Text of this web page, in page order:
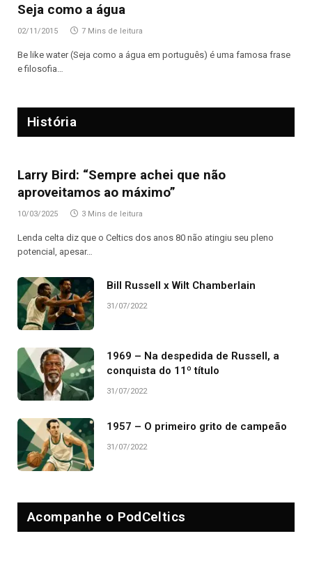
Seja como a água
02/11/2015 7 Mins de leitura
Be like water (Seja como a água em português) é uma famosa frase
e filosofia…
História
Larry Bird: “Sempre achei que não
aproveitamos ao máximo”
10/03/2025 3 Mins de leitura
Lenda celta diz que o Celtics dos anos 80 não atingiu seu pleno
potencial, apesar…
Bill Russell x Wilt Chamberlain
31/07/2022
1969 – Na despedida de Russell, a
conquista do 11º título
31/07/2022
1957 – O primeiro grito de campeão
31/07/2022
Acompanhe o PodCeltics